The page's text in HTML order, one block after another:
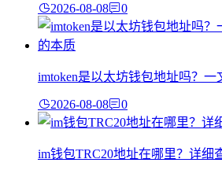
2026-08-08 0
imtoken是以太坊钱包地址吗？一
2026-08-08 0
im钱包TRC20地址在哪里？详细